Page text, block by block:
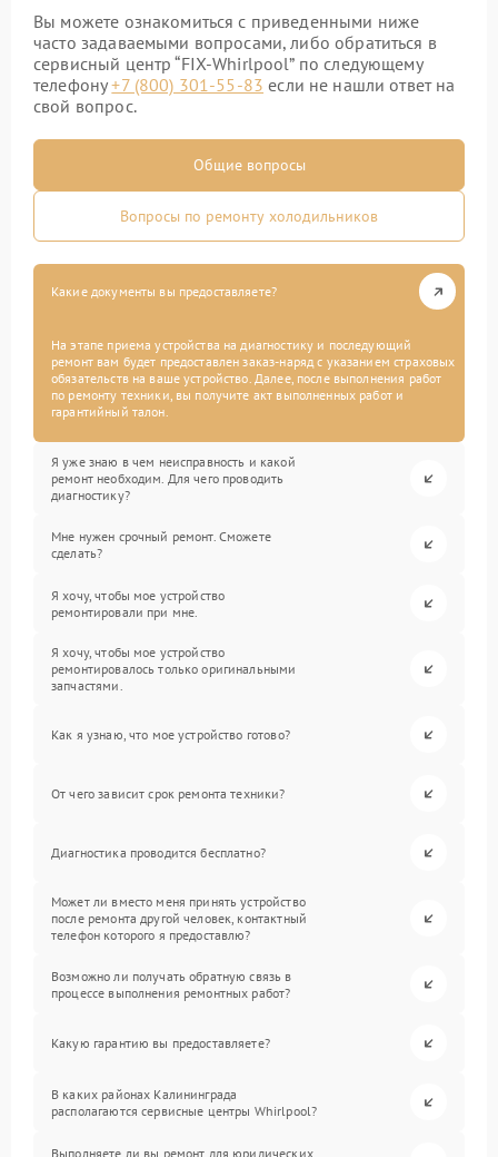
Вы можете ознакомиться с приведенными ниже
часто задаваемыми вопросами, либо обратиться в
сервисный центр “FIX-Whirlpool” по следующему
телефону+7 (800) 301-55-83 если не нашли ответ на
свой вопрос.
Общие вопросы
Вопросы по ремонту холодильников
Какие документы вы предоставляете?
На этапе приема устройства на диагностику и последующий
ремонт вам будет предоставлен заказ-наряд с указанием страховых
обязательств на ваше устройство. Далее, после выполнения работ
по ремонту техники, вы получите акт выполненных работ и
гарантийный талон.
Я уже знаю в чем неисправность и какой
ремонт необходим. Для чего проводить
диагностику?
Мне нужен срочный ремонт. Сможете
сделать?
Я хочу, чтобы мое устройство
ремонтировали при мне.
Я хочу, чтобы мое устройство
ремонтировалось только оригинальными
запчастями.
Как я узнаю, что мое устройство готово?
От чего зависит срок ремонта техники?
Диагностика проводится бесплатно?
Может ли вместо меня принять устройство
после ремонта другой человек, контактный
телефон которого я предоставлю?
Возможно ли получать обратную связь в
процессе выполнения ремонтных работ?
Какую гарантию вы предоставляете?
В каких районах Калининграда
располагаются сервисные центры Whirlpool?
Выполняете ли вы ремонт для юридических